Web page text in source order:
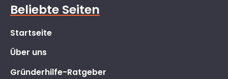
Beliebte Seiten
Startseite
Über uns
Gründerhilfe-Ratgeber